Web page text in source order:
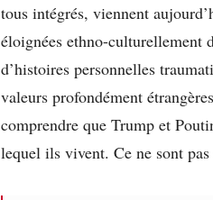
tous intégrés, viennent
éloignées ethno-culturellement
d’histoires personnelles
valeurs profondément
comprendre que Trump et
lequel ils vivent. Ce ne sont